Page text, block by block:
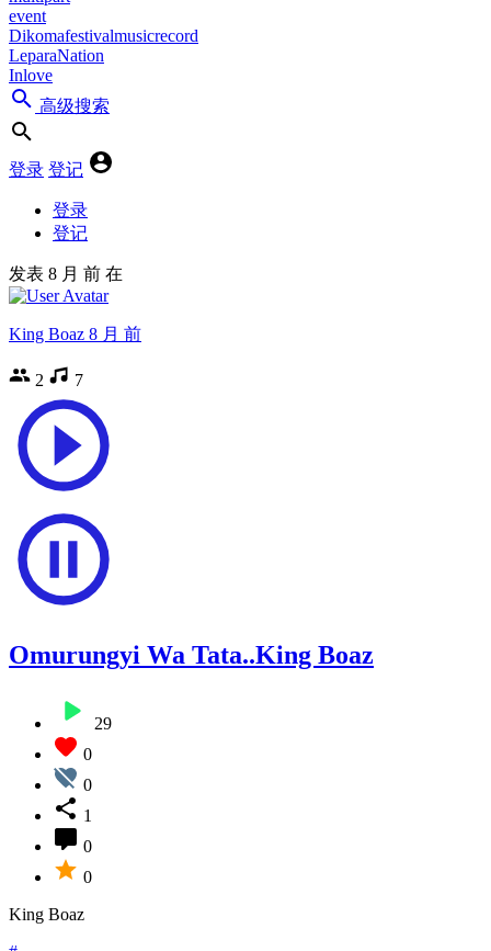
event
Dikomafestivalmusicrecord
LeparaNation
Inlove
高级搜索
登录 登记
登录
登记
发表 8 月 前 在
King Boaz 8 月 前
2 7
Omurungyi Wa Tata..King Boaz
29
0
0
1
0
0
King Boaz